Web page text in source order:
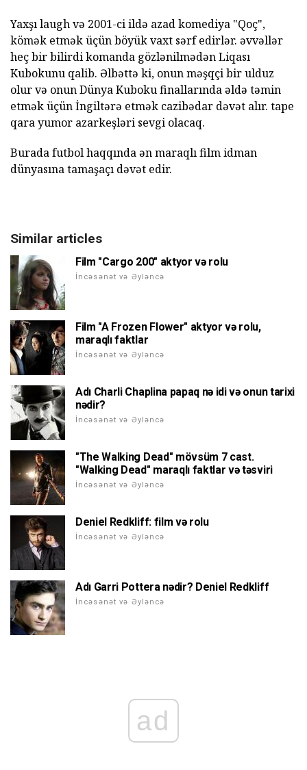
Yaxşı laugh və 2001-ci ildə azad komediya "Qoç",
kömək etmək üçün böyük vaxt sərf edirlər. əvvəllər
heç bir bilirdi komanda gözlənilmədən Liqası
Kubokunu qalib. Əlbəttə ki, onun məşqçi bir ulduz
olur və onun Dünya Kuboku finallarında əldə təmin
etmək üçün İngiltərə etmək cazibədar dəvət alır. tape
qara yumor azarkeşləri sevgi olacaq.
Burada futbol haqqında ən maraqlı film idman
dünyasına tamaşaçı dəvət edir.
Similar articles
Film "Cargo 200" aktyor və rolu
İncəsənət və Əyləncə
Film "A Frozen Flower" aktyor və rolu,
maraqlı faktlar
İncəsənət və Əyləncə
Adı Charli Chaplina papaq nə idi və onun tarixi
nədir?
İncəsənət və Əyləncə
"The Walking Dead" mövsüm 7 cast.
"Walking Dead" maraqlı faktlar və təsviri
İncəsənət və Əyləncə
Deniel Redkliff: film və rolu
İncəsənət və Əyləncə
Adı Garri Pottera nədir? Deniel Redkliff
İncəsənət və Əyləncə
ad